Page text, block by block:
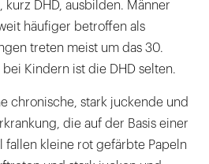
DHD, ausbilden. Männer
häufiger betroffen als
treten meist um das 30.
bei Kindern ist die DHD selten.
chronische, stark juckende und
die auf der Basis einer
fallen kleine rot gefärbte Papeln